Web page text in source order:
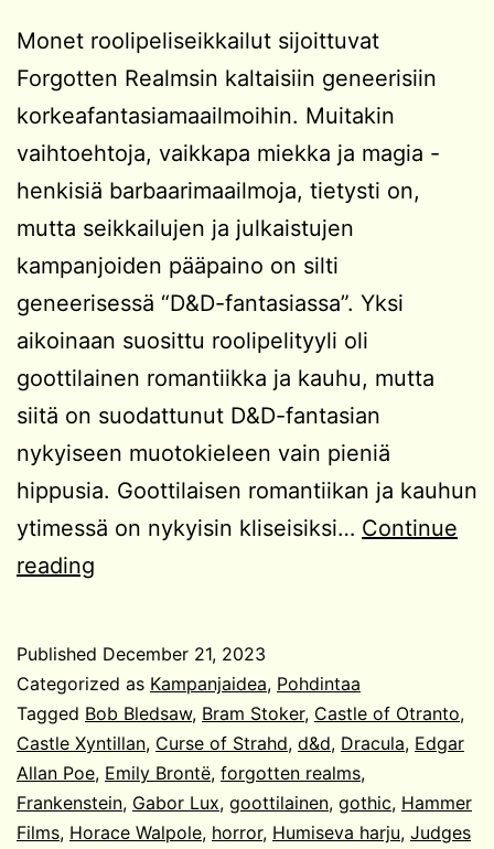
Monet roolipeliseikkailut sijoittuvat
Forgotten Realmsin kaltaisiin geneerisiin
korkeafantasiamaailmoihin. Muitakin
vaihtoehtoja, vaikkapa miekka ja magia -
henkisiä barbaarimaailmoja, tietysti on,
mutta seikkailujen ja julkaistujen
kampanjoiden pääpaino on silti
geneerisessä “D&D-fantasiassa”. Yksi
aikoinaan suosittu roolipelityyli oli
goottilainen romantiikka ja kauhu, mutta
siitä on suodattunut D&D-fantasian
nykyiseen muotokieleen vain pieniä
hippusia. Goottilaisen romantiikan ja kauhun
ytimessä on nykyisin kliseisiksi… Continue
reading
Published December 21, 2023
Categorized as Kampanjaidea, Pohdintaa
Tagged Bob Bledsaw, Bram Stoker, Castle of Otranto,
Castle Xyntillan, Curse of Strahd, d&d, Dracula, Edgar
Allan Poe, Emily Brontë, forgotten realms,
Frankenstein, Gabor Lux, goottilainen, gothic, Hammer
Films, Horace Walpole, horror, Humiseva harju, Judges